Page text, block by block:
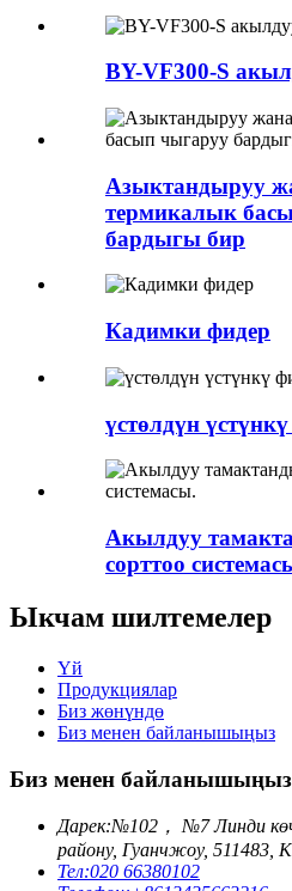
BY-VF300-S
Азыктандыруу
термикалык
бардыгы бир
Кадимки фидер
үстөлдүн
Акылдуу
сорттоо
Ыкчам шилтемелер
Үй
Продукциялар
Биз жөнүндө
Биз менен байланышыңыз
Биз менен байланышыңыз
Дарек:№102， №7 Линди
району, Гуанчжоу, 511483,
Тел:020 66380102